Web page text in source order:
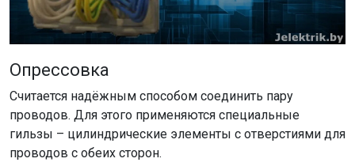
Опрессовка
Считается надёжным способом соединить пару
проводов. Для этого применяются специальные
гильзы – цилиндрические элементы с отверстиями для
проводов с обеих сторон.